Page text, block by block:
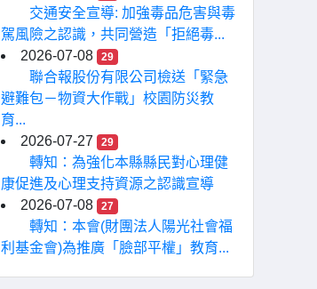
交通安全宣導: 加強毒品危害與毒
駕風險之認識，共同營造「拒絕毒...
2026-07-08
29
聯合報股份有限公司檢送「緊急
避難包－物資大作戰」校園防災教
育...
2026-07-27
29
轉知：為強化本縣縣民對心理健
康促進及心理支持資源之認識宣導
2026-07-08
27
轉知：本會(財團法人陽光社會福
利基金會)為推廣「臉部平權」教育...